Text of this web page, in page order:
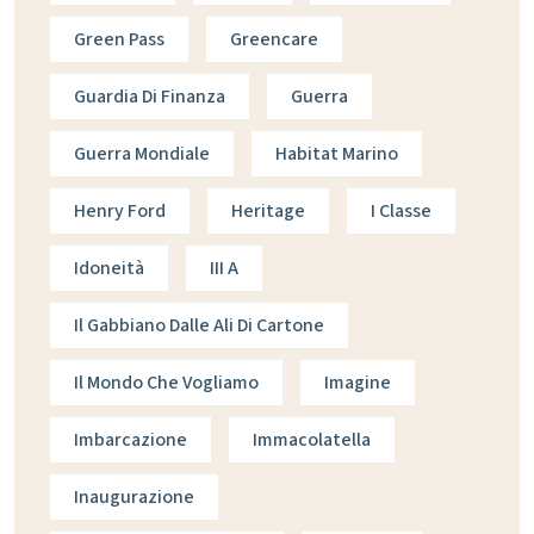
Green Pass Greencare
Guardia Di Finanza Guerra
Guerra Mondiale Habitat Marino
Henry Ford Heritage I Classe
Idoneità III A
Il Gabbiano Dalle Ali Di Cartone
Il Mondo Che Vogliamo Imagine
Imbarcazione Immacolatella
Inaugurazione